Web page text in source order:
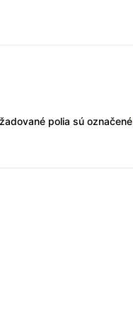
polia sú označené